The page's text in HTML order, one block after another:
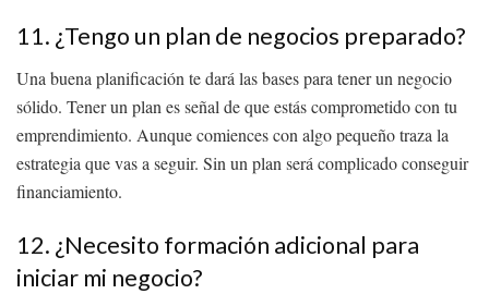
11. ¿Tengo un plan de negocios preparado?
Una buena planificación te dará las bases para tener un negocio
sólido. Tener un plan es señal de que estás comprometido con tu
emprendimiento. Aunque comiences con algo pequeño traza la
estrategia que vas a seguir. Sin un plan será complicado conseguir
financiamiento.
12. ¿Necesito formación adicional para
iniciar mi negocio?